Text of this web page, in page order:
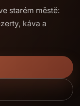
starém městě:
káva a